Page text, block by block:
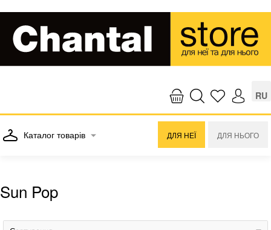
RU
Каталог товарів ДЛЯ НЕЇ ДЛЯ НЬОГО
Sun Pop